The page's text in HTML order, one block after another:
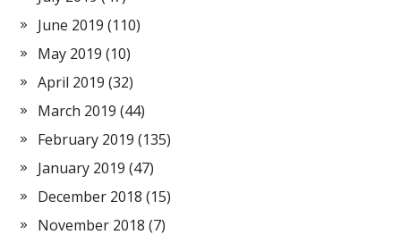
June 2019 (110)
May 2019 (10)
April 2019 (32)
March 2019 (44)
February 2019 (135)
January 2019 (47)
December 2018 (15)
November 2018 (7)